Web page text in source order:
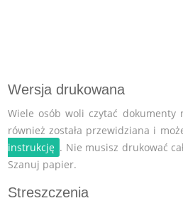
Wersja drukowana
Wiele osób woli czytać
również została przewidziana i
instrukcję . Nie musisz drukować
Szanuj papier.
Streszczenia